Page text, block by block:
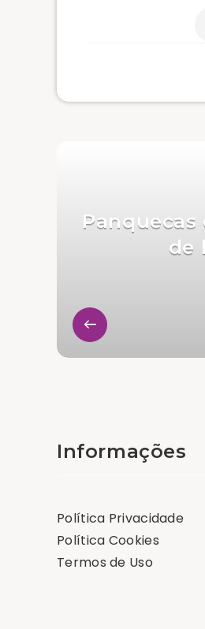
de
Informações
Política Privacidade
Política Cookies
Termos de Uso